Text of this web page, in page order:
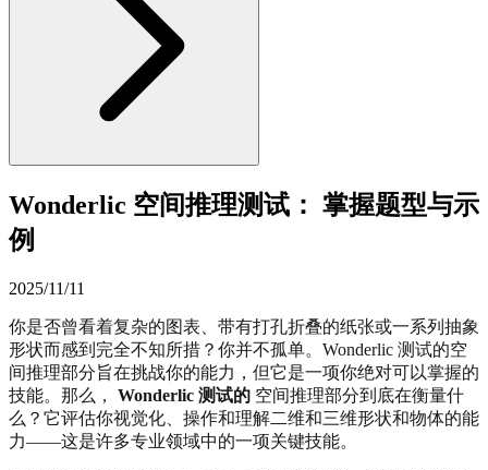
Wonderlic 空间推理测试： 掌握题型与示
例
2025/11/11
你是否曾看着复杂的图表、带有打孔折叠的纸张或一系列抽象
形状而感到完全不知所措？你并不孤单。Wonderlic 测试的空
间推理部分旨在挑战你的能力，但它是一项你绝对可以掌握的
技能。那么， Wonderlic 测试的 空间推理部分到底在衡量什
么？它评估你视觉化、操作和理解二维和三维形状和物体的能
力——这是许多专业领域中的一项关键技能。